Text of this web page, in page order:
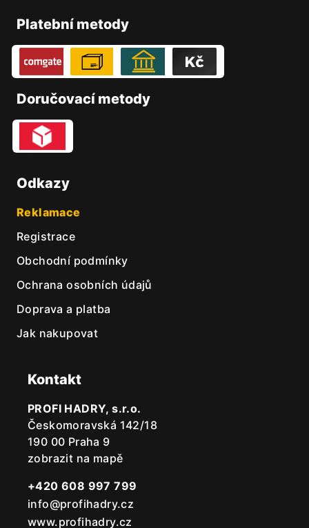
Platební metody
Doručovací metody
Odkazy
Reklamace
Registrace
Obchodní podmínky
Ochrana osobních údajů
Doprava a platba
Jak nakupovat
Kontakt
PROFI HADRY, s.r.o.
Českomoravská 142/18
190 00 Praha 9
zobrazit na mapě
+420 608 997 799
info@profihadry.cz
www.profihadry.cz